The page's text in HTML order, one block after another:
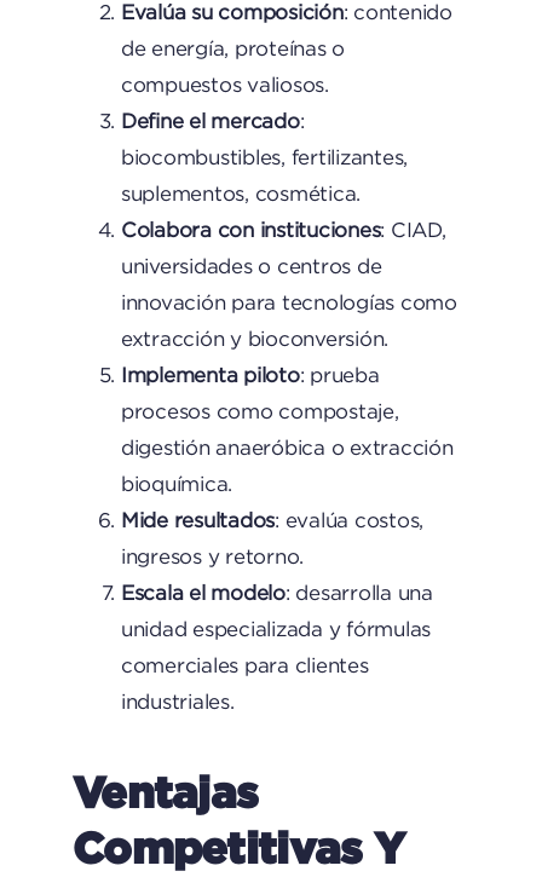
Evalúa su composición: contenido
de energía, proteínas o
compuestos valiosos.
Define el mercado:
biocombustibles, fertilizantes,
suplementos, cosmética.
Colabora con instituciones: CIAD,
universidades o centros de
innovación para tecnologías como
extracción y bioconversión.
Implementa piloto: prueba
procesos como compostaje,
digestión anaeróbica o extracción
bioquímica.
Mide resultados: evalúa costos,
ingresos y retorno.
Escala el modelo: desarrolla una
unidad especializada y fórmulas
comerciales para clientes
industriales.
Ventajas
Competitivas Y